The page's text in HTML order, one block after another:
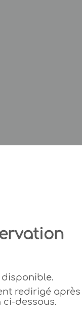
disponible.
redirigé après
dessous.